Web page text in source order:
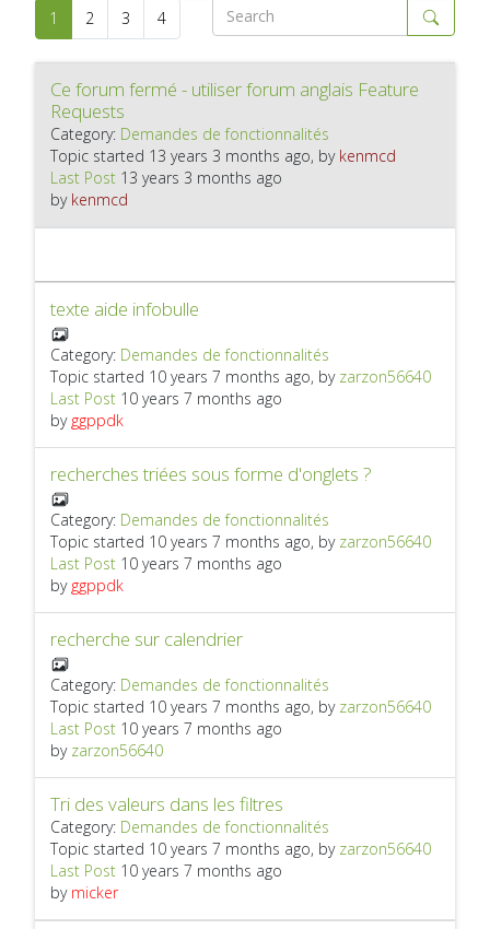
1 2 3 4
Ce forum fermé - utiliser forum anglais Feature
Requests
Category: Demandes de fonctionnalités
Topic started 13 years 3 months ago, by kenmcd
Last Post 13 years 3 months ago
by kenmcd
texte aide infobulle
Category: Demandes de fonctionnalités
Topic started 10 years 7 months ago, by zarzon56640
Last Post 10 years 7 months ago
by ggppdk
recherches triées sous forme d'onglets ?
Category: Demandes de fonctionnalités
Topic started 10 years 7 months ago, by zarzon56640
Last Post 10 years 7 months ago
by ggppdk
recherche sur calendrier
Category: Demandes de fonctionnalités
Topic started 10 years 7 months ago, by zarzon56640
Last Post 10 years 7 months ago
by zarzon56640
Tri des valeurs dans les filtres
Category: Demandes de fonctionnalités
Topic started 10 years 7 months ago, by zarzon56640
Last Post 10 years 7 months ago
by micker